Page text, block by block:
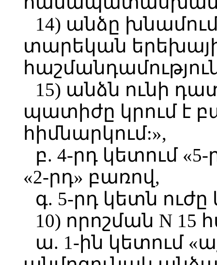
14) անձը
տարեկան
15) անձն ունի
պատիժը կրում է
հիմնարկում:»,
բ. 4-րդ կետում
«2-րդ» բառով,
գ. 5-րդ կետն
10) որոշման N 15
ա. 1-ին կետում